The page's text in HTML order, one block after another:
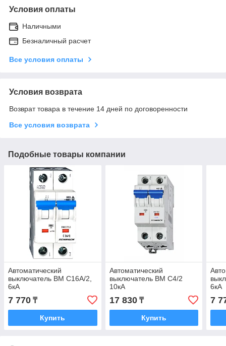
Условия оплаты
Наличными
Безналичный расчет
Все условия оплаты
Условия возврата
Возврат товара в течение 14 дней по договоренности
Все условия возврата
Подобные товары компании
Автоматический
выключатель BM C16А/2,
6кА
7 770 ₸
Купить
Автоматический
выключатель BM C4/2
10кА
17 830₸
Купить
6кА
7